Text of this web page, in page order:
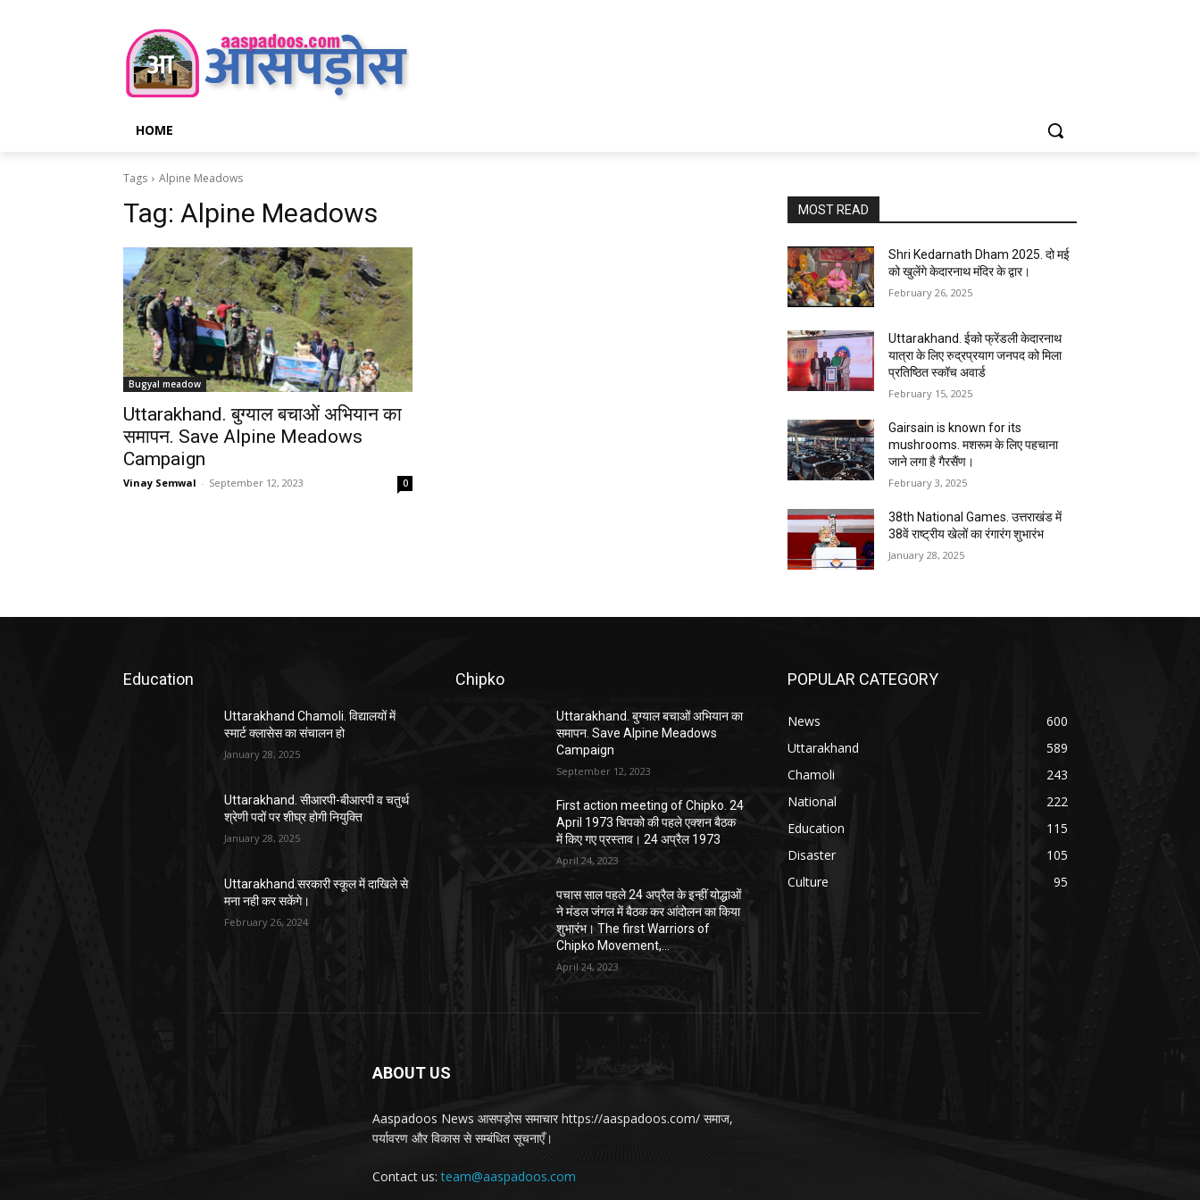
HOME
Tags Alpine Meadows
Tag: Alpine Meadows
Bugyal meadow
Uttarakhand. बुग्याल बचाओं अभियान का
समापन. Save Alpine Meadows
Campaign
Vinay Semwal - September 12, 2023 0
MOST READ
Shri Kedarnath Dham 2025. दो मई
को खुलेंगे केदारनाथ मंदिर के द्वार।
February 26, 2025
Uttarakhand. ईको फ्रेंडली केदारनाथ
यात्रा के लिए रुद्रप्रयाग जनपद को मिला
प्रतिष्ठित स्कॉच अवार्ड
February 15, 2025
Gairsain is known for its
mushrooms. मशरूम के लिए पहचाना
जाने लगा है गैरसैंण।
February 3, 2025
38th National Games. उत्तराखंड में
38वें राष्ट्रीय खेलों का रंगारंग शुभारंभ
January 28, 2025
Education
Uttarakhand Chamoli. विद्यालयों में
स्मार्ट क्लासेस का संचालन हो
January 28, 2025
Uttarakhand. सीआरपी-बीआरपी व चतुर्थ
श्रेणी पदों पर शीघ्र होगी नियुक्ति
January 28, 2025
Uttarakhand.सरकारी स्कूल में दाखिले से
मना नही कर सकेंगे।
February 26, 2024
Chipko
Uttarakhand. बुग्याल बचाओं अभियान का
समापन. Save Alpine Meadows
Campaign
September 12, 2023
First action meeting of Chipko. 24
April 1973 चिपको की पहले एक्शन बैठक
में किए गए प्रस्ताव। 24 अप्रैल 1973
April 24, 2023
पचास साल पहले 24 अप्रैल के इन्हीं योद्धाओं
ने मंडल जंगल में बैठक कर आंदोलन का किया
शुभारंभ। The first Warriors of
Chipko Movement,...
April 24, 2023
POPULAR CATEGORY
News
600
Uttarakhand
589
Chamoli
243
National
222
Education
115
Disaster
105
Culture
95
ABOUT US
Aaspadoos News आसपड़ोस समाचार https://aaspadoos.com/ समाज,
पर्यावरण और विकास से सम्बंधित सूचनाएँ।
Contact us:team@aaspadoos.com